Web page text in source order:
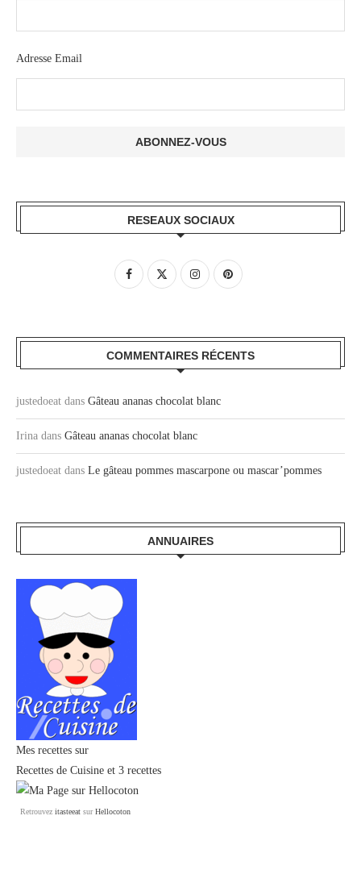
Adresse Email
RESEAUX SOCIAUX
COMMENTAIRES RÉCENTS
justedoeat dans Gâteau ananas chocolat blanc
Irina dans Gâteau ananas chocolat blanc
justedoeat dans Le gâteau pommes mascarpone ou mascar’pommes
ANNUAIRES
Mes recettes sur
Recettes de Cuisine et 3 recettes
Retrouvez itasteeat surHellocoton